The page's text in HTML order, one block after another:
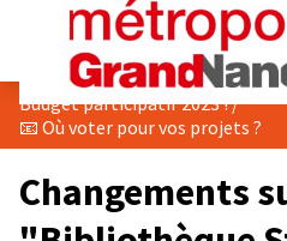
Budget participatif 2023 !/
📧 Où voter pour vos projets ?
Changements